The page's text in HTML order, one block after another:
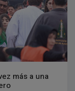
más a una